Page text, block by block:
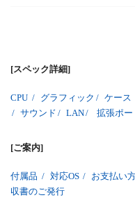
[スペック詳細]
CPU / グラフィック / ケース
/ サウンド / LAN/ 拡張ポー
[ご案内]
付属品 / 対応OS / お支払い
収書のご発行